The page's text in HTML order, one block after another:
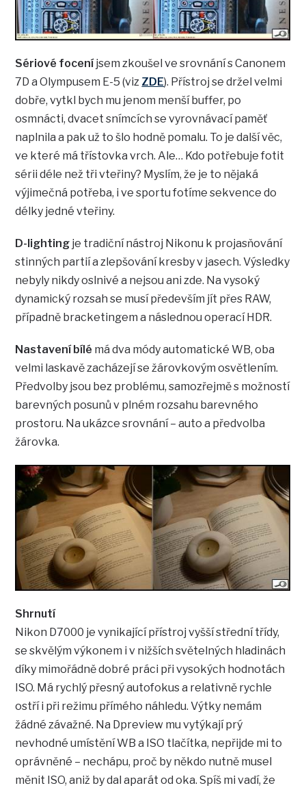
Sériové foceníjsem zkoušel ve srovnání s Canonem
7D a Olympusem E-5 (viz ZDE). Přístroj se držel velmi
dobře, vytkl bych mu jenom menší buffer, po
osmnácti, dvacet snímcích se vyrovnávací paměť
naplnila a pak už to šlo hodně pomalu. To je další věc,
ve které má třístovka vrch. Ale… Kdo potřebuje fotit
sérii déle než tři vteřiny? Myslím, že je to nějaká
výjimečná potřeba, i ve sportu fotíme sekvence do
délky jedné vteřiny.
D-lighting je tradiční nástroj Nikonu k projasňování
stinných partií a zlepšování kresby v jasech. Výsledky
nebyly nikdy oslnivé a nejsou ani zde. Na vysoký
dynamický rozsah se musí především jít přes RAW,
případně bracketingem a následnou operací HDR.
Nastavení bílé má dva módy automatické WB, oba
velmi laskavě zacházejí se žárovkovým osvětlením.
Předvolby jsou bez problému, samozřejmě s možností
barevných posunů v plném rozsahu barevného
prostoru. Na ukázce srovnání – auto a předvolba
žárovka.
Shrnutí
Nikon D7000 je vynikající přístroj vyšší střední třídy,
se skvělým výkonem i v nižších světelných hladinách
díky mimořádně dobré práci při vysokých hodnotách
ISO. Má rychlý přesný autofokus a relativně rychle
ostří i při režimu přímého náhledu. Výtky nemám
žádné závažné. Na Dpreview mu vytýkají prý
nevhodné umístění WB a ISO tlačítka, nepřijde mi to
oprávněné – nechápu, proč by někdo nutně musel
měnit ISO, aniž by dal aparát od oka. Spíš mi vadí, že